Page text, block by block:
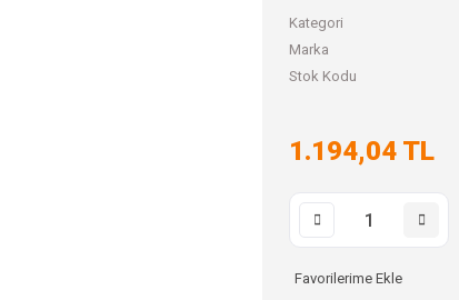
Kategori
Marka
Stok Kodu
1.194,04 TL